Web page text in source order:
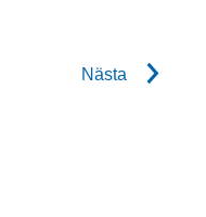
Nästa